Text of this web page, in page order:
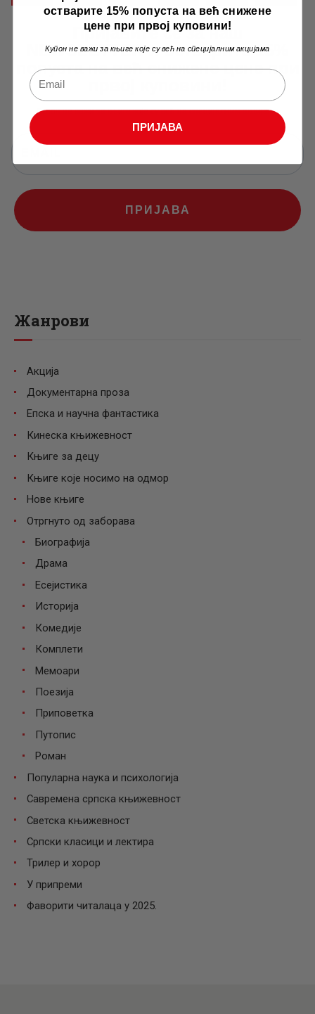
Пријавите се за наш
NEWSLETTER и остварите 15%
попуста на већ снижене цене при
Купон не важи за књиге које су већ на специјалним акцијама
ПРИЈАВА
Жанрови
Акција
Документарна проза
Епска и научна фантастика
Кинеска књижевност
Књиге за децу
Књиге које носимо на одмор
Нове књиге
Отргнуто од заборава
Биографија
Драма
Есејистика
Историја
Комедије
Комплети
Мемоари
Поезија
Приповетка
Путопис
Роман
Популарна наука и психологија
Савремена српска књижевност
Светска књижевност
Српски класици и лектира
Трилер и хорор
У припреми
Фаворити читалаца у 2025.
остварите 15% попуста на већ снижене
цене при првој куповини!
Купон не важи за књиге које су већ на специјалним акцијама
ПРИЈАВА